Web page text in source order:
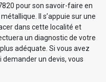
pour son savoir-faire en
Il s’appuie sur une
dans cette localité et
un diagnostic de votre
adéquate. Si vous avez
un devis, vous